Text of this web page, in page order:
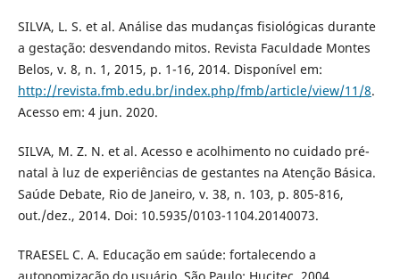
SILVA, L. S. et al. Análise das mudanças fisiológicas durante
a gestação: desvendando mitos. Revista Faculdade Montes
Belos, v. 8, n. 1, 2015, p. 1-16, 2014. Disponível em:
http://revista.fmb.edu.br/index.php/fmb/article/view/11/8.
Acesso em: 4 jun. 2020.
SILVA, M. Z. N. et al. Acesso e acolhimento no cuidado pré-
natal à luz de experiências de gestantes na Atenção Básica.
Saúde Debate, Rio de Janeiro, v. 38, n. 103, p. 805-816,
out./dez., 2014. Doi: 10.5935/0103-1104.20140073.
TRAESEL C. A. Educação em saúde: fortalecendo a